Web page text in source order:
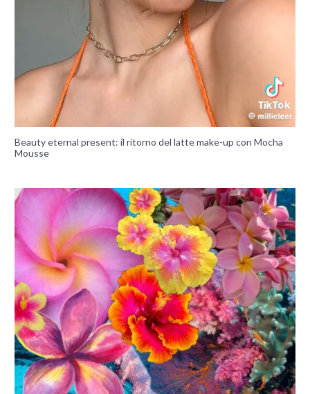
Beauty eternal present: il ritorno del latte make-up con Mocha
Mousse